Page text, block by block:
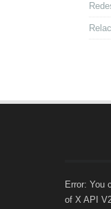
Error: You
of X API